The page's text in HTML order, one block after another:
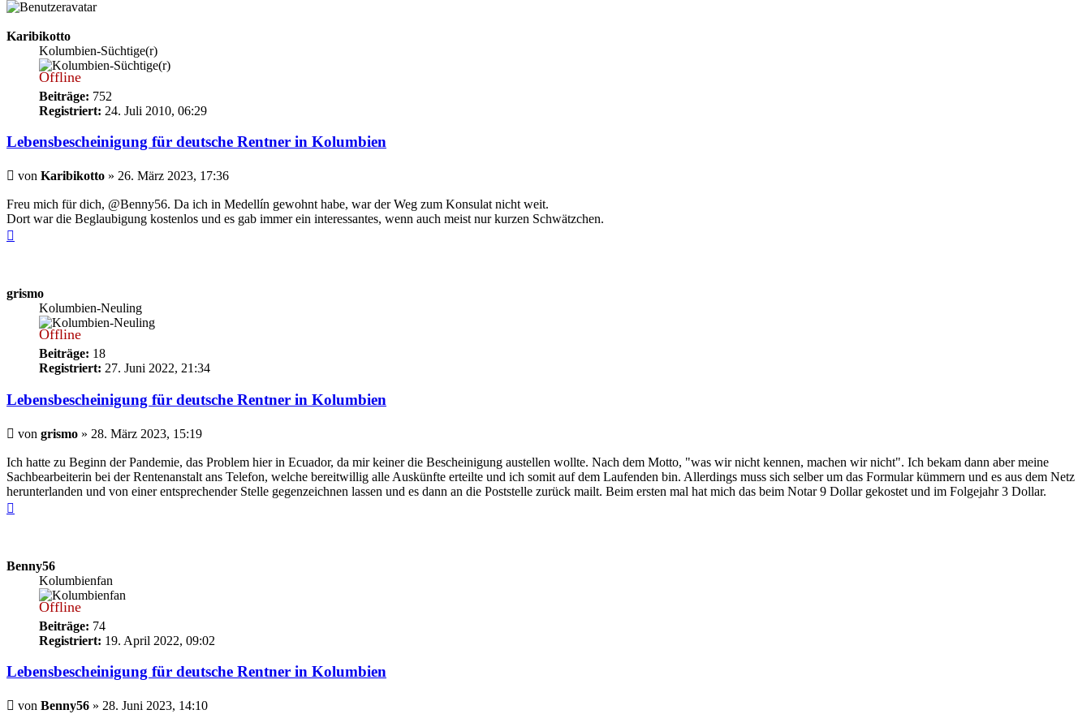
Karibikotto
Kolumbien-Süchtige(r)
Offline
Beiträge: 752
Registriert: 24. Juli 2010, 06:29
Lebensbescheinigung für deutsche Rentner in Kolumbien
Beitrag
von Karibikotto » 26. März 2023, 17:36
Freu mich für dich, @Benny56. Da ich in Medellín gewohnt habe, war der Weg zum Konsulat nicht weit.
Dort war die Beglaubigung kostenlos und es gab immer ein interessantes, wenn auch meist nur kurzen Schwätzchen.
grismo
Kolumbien-Neuling
Offline
Beiträge: 18
Registriert: 27. Juni 2022, 21:34
Lebensbescheinigung für deutsche Rentner in Kolumbien
Beitrag
von grismo » 28. März 2023, 15:19
Ich hatte zu Beginn der Pandemie, das Problem hier in Ecuador, da mir keiner die Bescheinigung austellen wollte. Nach dem Motto, "was wir nicht kennen, machen wir nicht". Ich bekam dann aber meine
Sachbearbeiterin bei der Rentenanstalt ans Telefon, welche bereitwillig alle Auskünfte erteilte und ich somit auf dem Laufenden bin. Allerdings muss sich selber um das Formular kümmern und es aus dem Netz
herunterlanden und von einer entsprechender Stelle gegenzeichnen lassen und es dann an die Poststelle zurück mailt. Beim ersten mal hat mich das beim Notar 9 Dollar gekostet und im Folgejahr 3 Dollar.
Benny56
Kolumbienfan
Offline
Beiträge: 74
Registriert: 19. April 2022, 09:02
Lebensbescheinigung für deutsche Rentner in Kolumbien
Beitrag
von Benny56 » 28. Juni 2023, 14:10